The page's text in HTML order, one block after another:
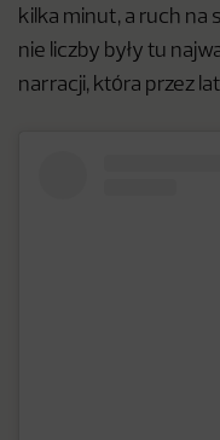
kilka minut, a ruch na
nie liczby były tu
narracji, która przez